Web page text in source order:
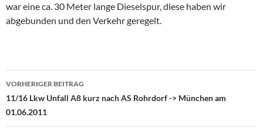
war eine ca. 30 Meter lange Dieselspur, diese haben wir
abgebunden und den Verkehr geregelt.
Beitragsnavigation
VORHERIGER BEITRAG
11/16 Lkw Unfall A8 kurz nach AS Rohrdorf -> München am
01.06.2011